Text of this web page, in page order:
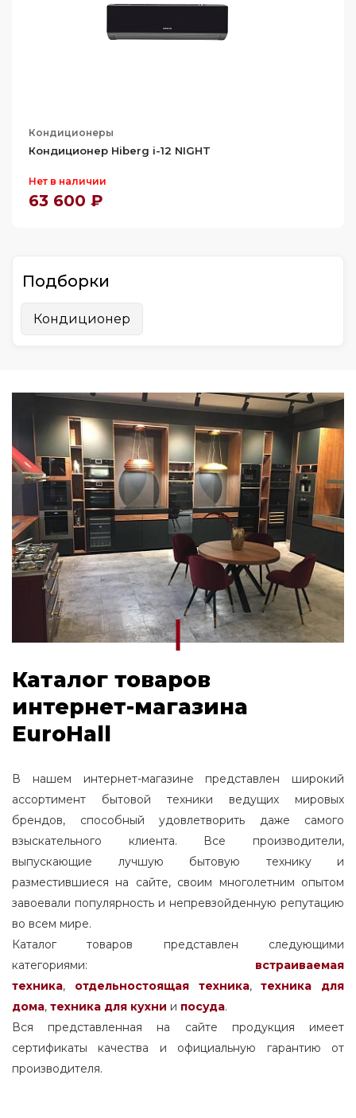
Кондиционеры
Кондиционер Hiberg i-12 NIGHT
Нет в наличии
63 600 ₽
Подборки
Кондиционер
Каталог товаров
интернет-магазина
EuroHall
В нашем интернет-магазине представлен широкий
ассортимент бытовой техники ведущих мировых
брендов, способный удовлетворить даже самого
взыскательного клиента. Все производители,
выпускающие лучшую бытовую технику и
разместившиеся на сайте, своим многолетним опытом
завоевали популярность и непревзойденную репутацию
во всем мире.
Каталог товаров представлен следующими
категориями: встраиваемая
техника, отдельностоящаятехника,
техника для
дома, техника для кухни и посуда.
Вся представленная на сайте продукция имеет
сертификаты качества и официальную гарантию от
производителя.